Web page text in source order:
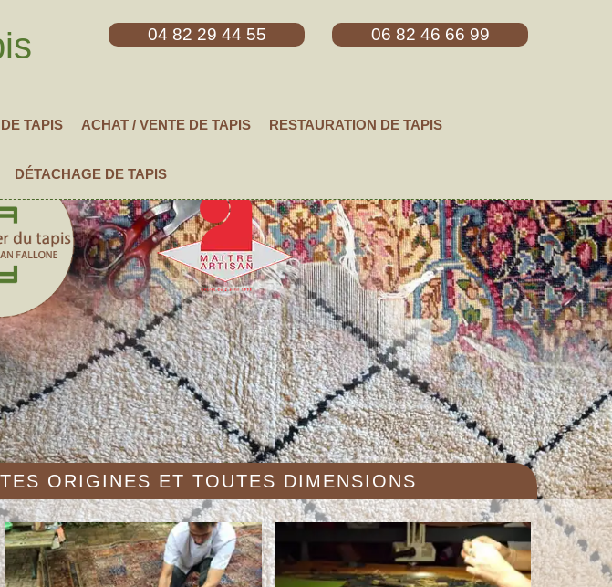
04 82 29 44 55 06 82 46 66 99
TAPIS ACHAT / VENTE DE TAPIS RESTAURATION DE TAPIS
DÉTACHAGE DE TAPIS
ORIGINES ET TOUTES DIMENSIONS